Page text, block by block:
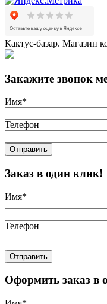
Кактус-базар. Магазин
Закажите звонок
Имя*
Телефон
Отправить
Заказ в один клик!
Имя*
Телефон
Отправить
Оформить заказ в